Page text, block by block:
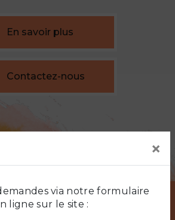
×
via notre formulaire
ligne sur le site :
En savoir plus
Contactez-nous